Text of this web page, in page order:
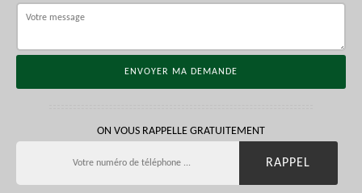
ON VOUS RAPPELLE GRATUITEMENT